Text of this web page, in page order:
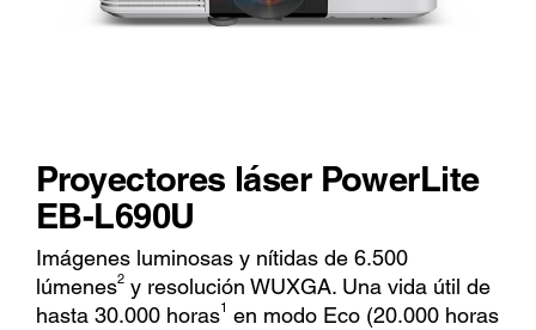
Proyectores láser PowerLite
EB-L690U
Imágenes luminosas y nítidas de 6.500
lúmenes2 y resolución WUXGA. Una vida útil de
hasta 30.000 horas1 en modo Eco (20.000 horas